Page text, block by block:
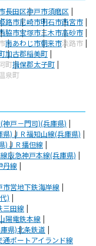
長田区神戸市須磨区
路市尼崎市明石市西宮市
脇市宝塚市三木市高砂市
南あわじ市朝来市淡路市
加古郡稲美町
町揖保郡太子町
泉町
神戸－門司)(兵庫県)
県)ＪＲ福知山線(兵庫県)
)ＪＲ播但線
阪急神戸本線(兵庫県)
丹線
市営地下鉄海岸線
)
三田線
陽電鉄本線
県)北条鉄道
通ポートアイランド線